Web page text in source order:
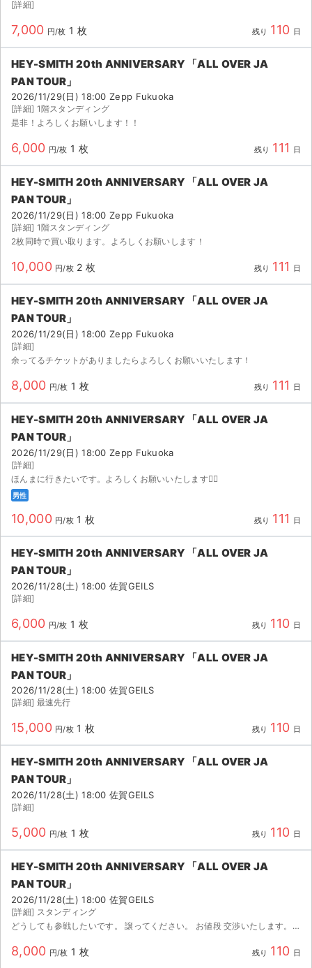
[詳細]
7,000 円/枚 1 枚 残り 110 日
HEY-SMITH 20th ANNIVERSARY 「ALL OVER JA
PAN TOUR」
2026/11/29(日) 18:00 Zepp Fukuoka
[詳細] 1階スタンディング
是非！よろしくお願いします！！
6,000 円/枚 1 枚 残り 111 日
HEY-SMITH 20th ANNIVERSARY 「ALL OVER JA
PAN TOUR」
2026/11/29(日) 18:00 Zepp Fukuoka
[詳細] 1階スタンディング
2枚同時で買い取ります。よろしくお願いします！
10,000 円/枚 2 枚 残り 111 日
HEY-SMITH 20th ANNIVERSARY 「ALL OVER JA
PAN TOUR」
2026/11/29(日) 18:00 Zepp Fukuoka
[詳細]
余ってるチケットがありましたらよろしくお願いいたします！
8,000 円/枚 1 枚 残り 111 日
HEY-SMITH 20th ANNIVERSARY 「ALL OVER JA
PAN TOUR」
2026/11/29(日) 18:00 Zepp Fukuoka
[詳細]
ほんまに行きたいです。よろしくお願いいたします🙇‍♀️
男性
10,000 円/枚 1 枚 残り 111 日
HEY-SMITH 20th ANNIVERSARY 「ALL OVER JA
PAN TOUR」
2026/11/28(土) 18:00 佐賀GEILS
[詳細]
6,000 円/枚 1 枚 残り 110 日
HEY-SMITH 20th ANNIVERSARY 「ALL OVER JA
PAN TOUR」
2026/11/28(土) 18:00 佐賀GEILS
[詳細] 最速先行
15,000 円/枚 1 枚 残り 110 日
HEY-SMITH 20th ANNIVERSARY 「ALL OVER JA
PAN TOUR」
2026/11/28(土) 18:00 佐賀GEILS
[詳細]
5,000 円/枚 1 枚 残り 110 日
HEY-SMITH 20th ANNIVERSARY 「ALL OVER JA
PAN TOUR」
2026/11/28(土) 18:00 佐賀GEILS
[詳細] スタンディング
どうしても参戦したいです。 譲ってください。 お値段 交渉いたします。 迅速にご対応いたします。
8,000 円/枚 1 枚 残り 110 日